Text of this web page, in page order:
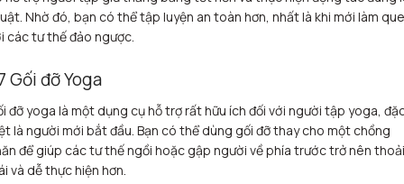
Nhờ đó, bạn có thể tập luyện an toàn hơn, nhất là khi mới làm
các tư thế đảo ngược.
Gối đỡ Yoga
đỡ yoga là một dụng cụ hỗ trợ rất hữu ích đối với người tập yoga,
là người mới bắt đầu. Bạn có thể dùng gối đỡ thay cho một chồng
để giúp các tư thế ngồi hoặc gập người về phía trước trở nên thoải
và dễ thực hiện hơn.